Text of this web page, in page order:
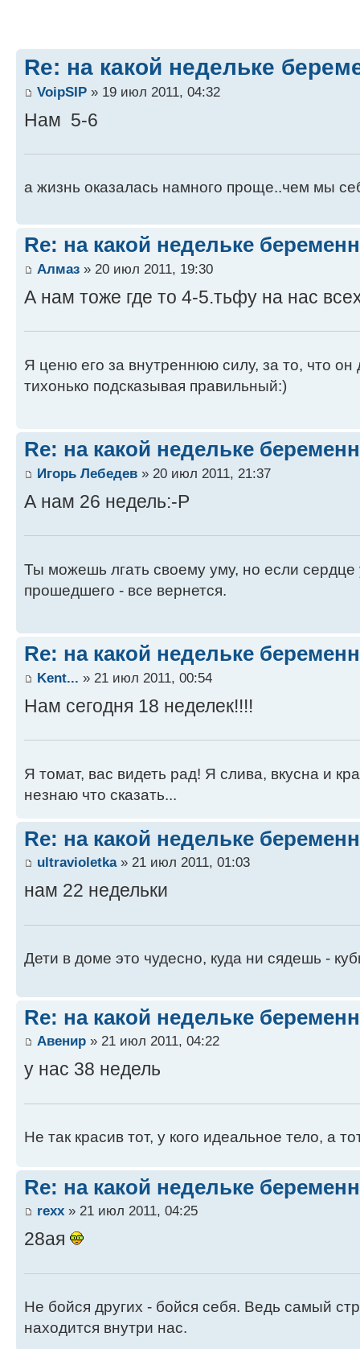
Re: на какой недельке
VoipSIP » 19 июл 2011, 04:32
Нам 5-6
а жизнь оказалась намного проще..чем мы
Re: на какой недельке
Алмаз » 20 июл 2011, 19:30
А нам тоже где то 4-5.тьфу на нас
Я ценю его за внутреннюю силу, за то, что
тихонько подсказывая правильный:)
Re: на какой недельке
Игорь Лебедев » 20 июл 2011, 21:37
А нам 26 недель:-P
Ты можешь лгать своему уму, но если сердце
прошедшего - все вернется.
Re: на какой недельке
Kent... » 21 июл 2011, 00:54
Нам сегодня 18 неделек!!!!
Я томат, вас видеть рад! Я слива, вкусна и
незнаю что сказать...
Re: на какой недельке
ultravioletka» 21 июл 2011, 01:03
нам 22 недельки
Дети в доме это чудесно, куда ни сядешь -
Re: на какой недельке
Авенир » 21 июл 2011, 04:22
у нас 38 недель
Не так красив тот, у кого идеальное тело, а
Re: на какой недельке
rexx » 21 июл 2011, 04:25
28ая
Не бойся других - бойся себя. Ведь самый
находится внутри нас.